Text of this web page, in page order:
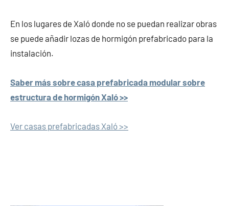
En los lugares de Xaló donde no se puedan realizar obras
se puede añadir lozas de hormigón prefabricado para la
instalación.
Saber más sobre casa prefabricada modular sobre
estructura de hormigón Xaló >>
Ver casas prefabricadas Xaló >>